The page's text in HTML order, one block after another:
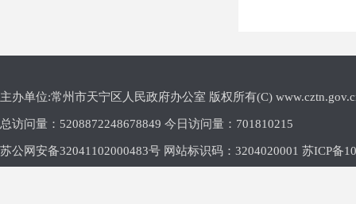
主办单位:常州市天宁区人民政府办公室 版权所有(C)
总访问量： 5208872248678849 今日访问量： 701810215
苏公网安备32041102000483号 网站标识码：3204020001 苏ICP备